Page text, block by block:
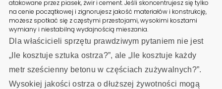
atakowane przez piasek, żwir i cement. Jeśli skoncentrujesz się tylko
na cenie początkowej i zignorujesz jakość materiałów i konstrukcję,
możesz spotkać się z częstymi przestojami, wysokimi kosztami
wymiany i niestabilną wydajnością mieszania.
Dla właścicieli sprzętu prawdziwym pytaniem nie jest
„Ile kosztuje sztuka ostrza?”, ale „Ile kosztuje każdy
metr sześcienny betonu w częściach zużywalnych?”.
Wysokiej jakości ostrza o dłuższej żywotności mogą